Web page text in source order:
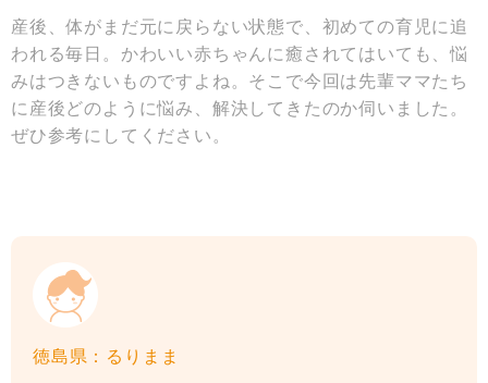
産後、体がまだ元に戻らない状態で、初めての育児に追
われる毎日。かわいい赤ちゃんに癒されてはいても、悩
みはつきないものですよね。そこで今回は先輩ママたち
に産後どのように悩み、解決してきたのか伺いました。
ぜひ参考にしてください。
徳島県：るりまま